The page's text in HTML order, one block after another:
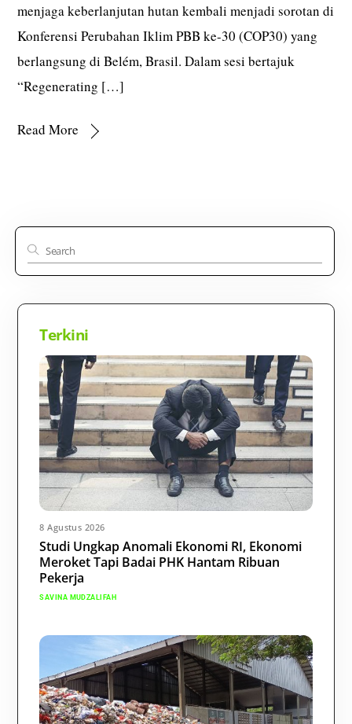
menjaga keberlanjutan hutan kembali menjadi sorotan di
Konferensi Perubahan Iklim PBB ke-30 (COP30) yang
berlangsung di Belém, Brasil. Dalam sesi bertajuk
“Regenerating […]
Read More
Terkini
8 Agustus 2026
Studi Ungkap Anomali Ekonomi RI, Ekonomi
Meroket Tapi Badai PHK Hantam Ribuan
Pekerja
SAVINA MUDZALIFAH